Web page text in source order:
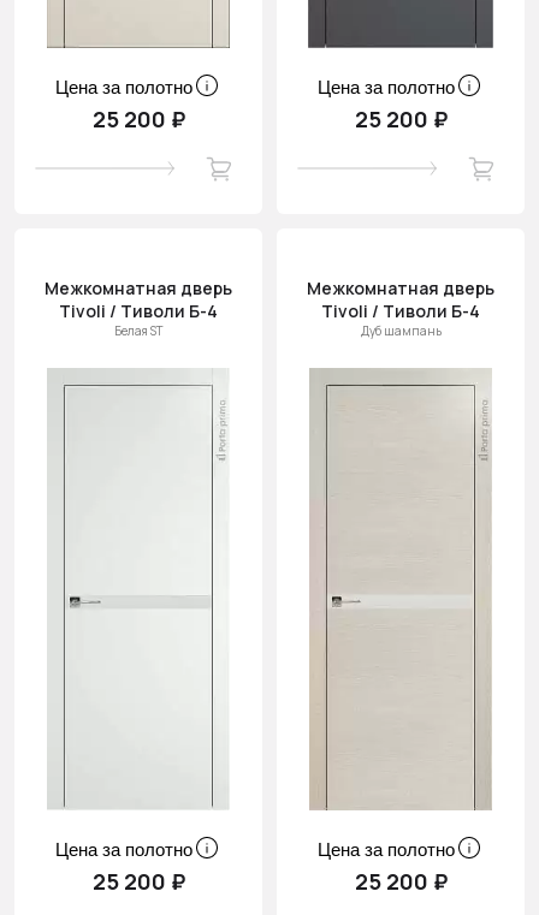
Цена за полотно
25 200 ₽
Цена за полотно
25 200 ₽
Межкомнатная дверь
Tivoli / Тиволи Б-4
Белая ST
Цена за полотно
25 200 ₽
Межкомнатная дверь
Tivoli / Тиволи Б-4
Дуб шампань
Цена за полотно
25 200 ₽